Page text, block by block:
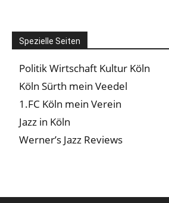
Spezielle Seiten
Politik Wirtschaft Kultur Köln
Köln Sürth mein Veedel
1.FC Köln mein Verein
Jazz in Köln
Werner’s Jazz Reviews